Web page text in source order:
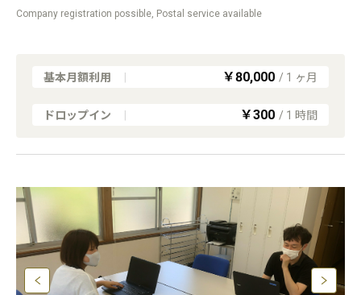
Company registration possible, Postal service available
基本月額利用 ￥80,000 / 1 ヶ月
ドロップイン ￥300 / 1 時間